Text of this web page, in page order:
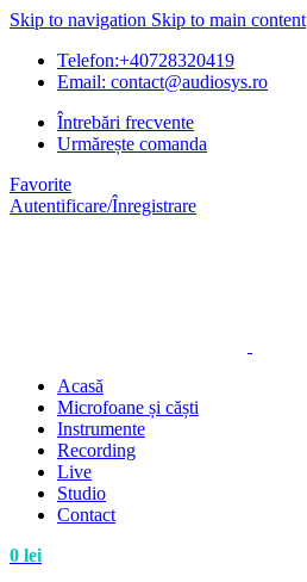
Skip to navigation Skip to main content
Telefon:+40728320419
Email: contact@audiosys.ro
Întrebări frecvente
Urmărește comanda
Favorite
Autentificare/Înregistrare
Acasă
Microfoane și căști
Instrumente
Recording
Live
Studio
Contact
0 lei